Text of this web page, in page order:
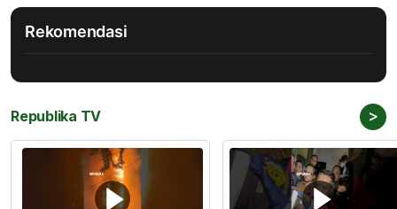
Rekomendasi
Republika TV >